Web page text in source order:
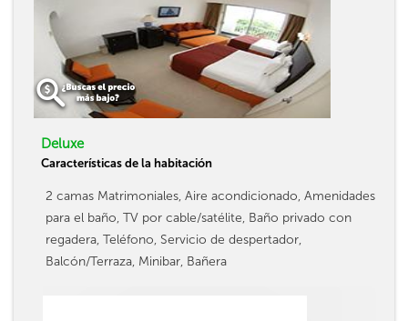
Deluxe
Características de la habitación
2 camas Matrimoniales, Aire acondicionado, Amenidades
para el baño, TV por cable/satélite, Baño privado con
regadera, Teléfono, Servicio de despertador,
Balcón/Terraza, Minibar, Bañera